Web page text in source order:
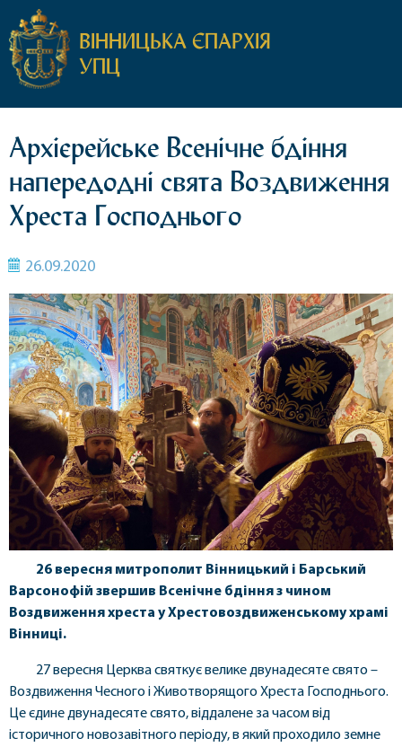
ВІННИЦЬКА ЄПАРХІЯ
УПЦ
Архієрейське Всенічне бдіння
напередодні свята Воздвиження
Хреста Господнього
26.09.2020
26 вересня митрополит Вінницький і Барський
Варсонофій звершив Всенічне бдіння з чином
Воздвиження хреста у Хрестовоздвиженському храмі
Вінниці.
27 вересня Церква святкує велике двунадесяте свято –
Воздвиження Чесного і Животворящого Хреста Господнього.
Це єдине двунадесяте свято, віддалене за часом від
історичного новозавітного періоду, в який проходило земне